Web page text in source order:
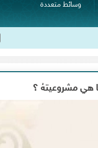
وسائط متعددة
هي مشروعيتهُ ؟